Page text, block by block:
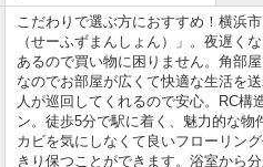
こだわりで選ぶ方におすすめ！横浜
（せーふずまんしょん）」。夜遅く
あるので買い物に困りません。角部
なのでお部屋が広くて快適な生活を
人が巡回してくれるので安心。RC構
ン。徒歩5分で駅に着く、魅力的な物
カビを気にしなくて良いフローリン
きり保つことができます。浴室から